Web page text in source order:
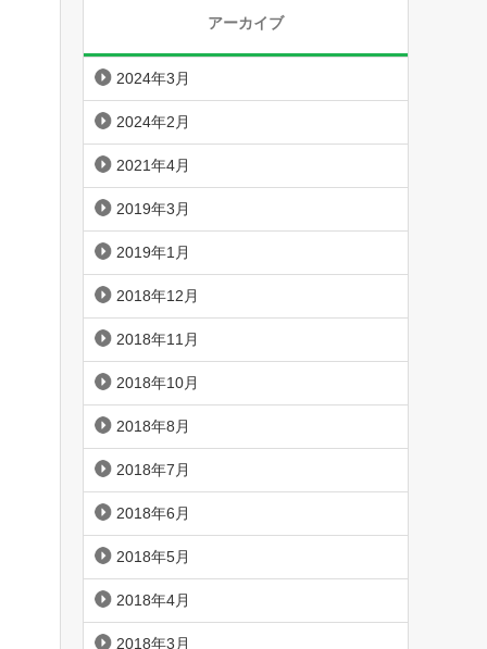
アーカイブ
2024年3月
2024年2月
2021年4月
2019年3月
2019年1月
2018年12月
2018年11月
2018年10月
2018年8月
2018年7月
2018年6月
2018年5月
2018年4月
2018年3月